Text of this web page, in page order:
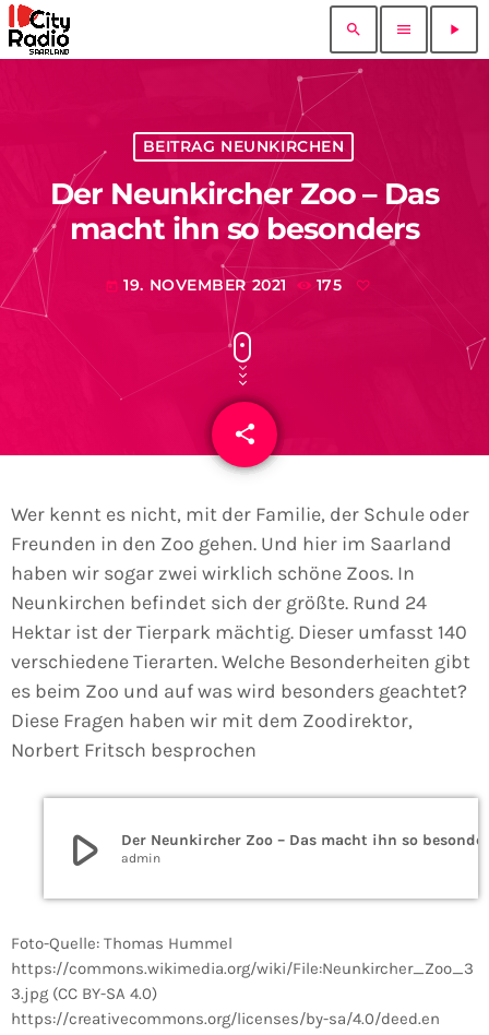
search menu play_arrow
BEITRAG NEUNKIRCHEN
Der Neunkircher Zoo – Das
macht ihn so besonders
today 19. NOVEMBER 2021 175
share
email
Wer kennt es nicht, mit der Familie, der Schule oder
Freunden in den Zoo gehen. Und hier im Saarland
haben wir sogar zwei wirklich schöne Zoos. In
Neunkirchen befindet sich der größte. Rund 24
Hektar ist der Tierpark mächtig. Dieser umfasst 140
verschiedene Tierarten. Welche Besonderheiten gibt
es beim Zoo und auf was wird besonders geachtet?
Diese Fragen haben wir mit dem Zoodirektor,
Norbert Fritsch besprochen
play_arrow admin
Foto-Quelle: Thomas Hummel
https://commons.wikimedia.org/wiki/File:Neunkircher_Zoo_3
3.jpg (CC BY-SA 4.0)
https://creativecommons.org/licenses/by-sa/4.0/deed.en